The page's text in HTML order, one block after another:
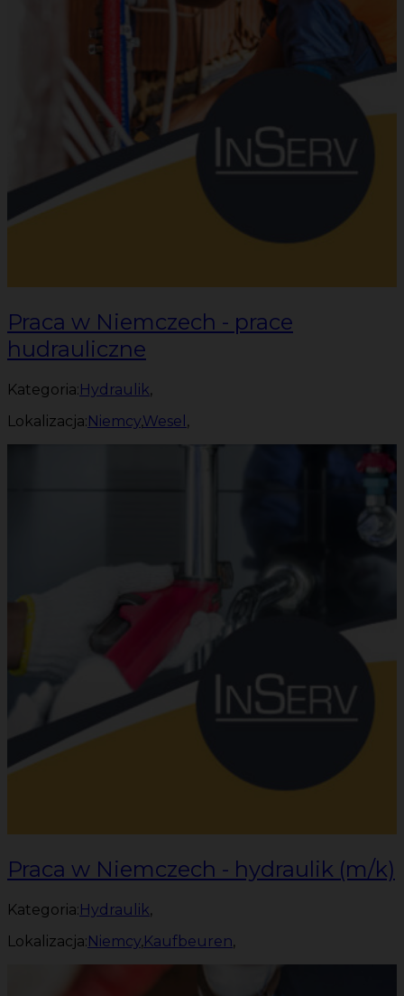
Praca w Niemczech - prace
hudrauliczne
Kategoria: Hydraulik,
Lokalizacja: Niemcy,Wesel ,
Praca w Niemczech - hydraulik (m/k)
Kategoria:Hydraulik,
Lokalizacja:Niemcy,Kaufbeuren,